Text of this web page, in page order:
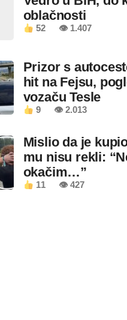
oblačnosti
52 👁 1.407
Prizor s
hit na Fejsu,
vozaču Tesle
9 👁 2.013
Mislio da je
mu nisu rekli:
okačim…”
11 👁 427